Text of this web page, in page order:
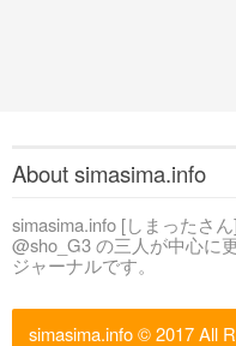
About simasima.info
simasima.info [しまったさ
@sho_G3 の三人が中心に
ジャーナルです。
simasima.info© 2017 All